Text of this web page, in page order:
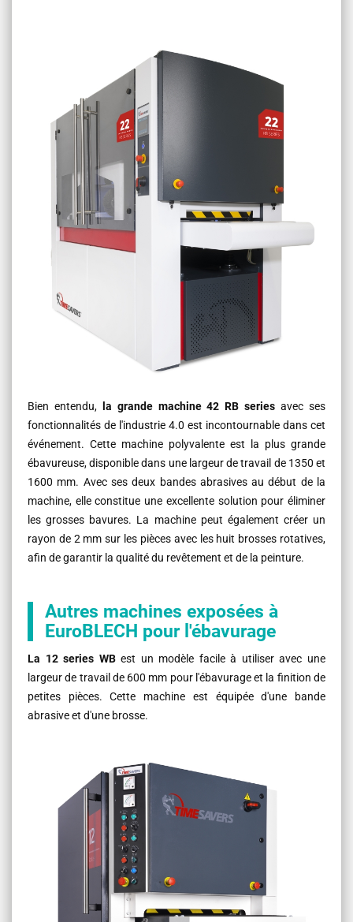
Bien entendu, la grande machine 42 RB series avec ses
fonctionnalités de l'industrie 4.0 est incontournable dans cet
événement. Cette machine polyvalente est la plus grande
ébavureuse, disponible dans une largeur de travail de 1350 et
1600 mm. Avec ses deux bandes abrasives au début de la
machine, elle constitue une excellente solution pour éliminer
les grosses bavures. La machine peut également créer un
rayon de 2 mm sur les pièces avec les huit brosses rotatives,
afin de garantir la qualité du revêtement et de la peinture.
Autres machines exposées à
EuroBLECH pour l'ébavurage
La 12 series WBest un modèle facile à utiliser avec une
largeur de travail de 600 mm pour l'ébavurage et la finition de
petites pièces. Cette machine est équipée d'une bande
abrasive et d'une brosse.